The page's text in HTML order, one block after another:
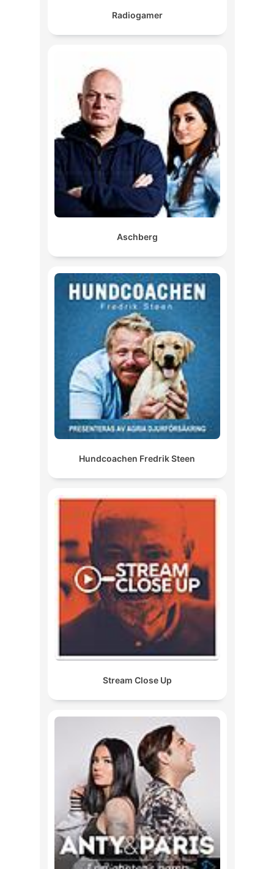
Radiogamer
Aschberg
Hundcoachen Fredrik Steen
Stream Close Up